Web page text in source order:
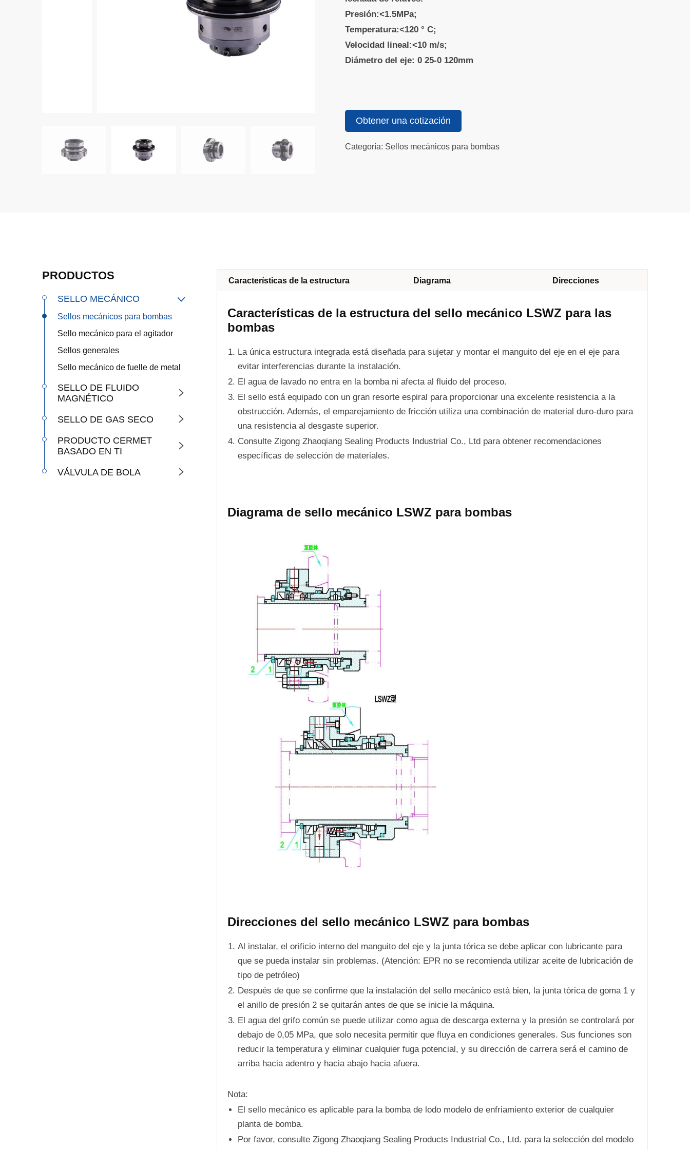
Presión:<1.5MPa;
Temperatura:<120 ° C;
Velocidad lineal:<10 m/s;
Diámetro del eje: 0 25-0 120mm
Obtener una cotización
Categoría: Sellos mecánicos para bombas
PRODUCTOS
SELLO MECÁNICO 
Sellos mecánicos para bombas
Sello mecánico para el agitador
Sellos generales
Sello mecánico de fuelle de metal
SELLO DE FLUIDO
MAGNÉTICO

SELLO DE GAS SECO 
PRODUCTO CERMET
BASADO EN TI

VÁLVULA DE BOLA 
Características de la estructura Diagrama Direcciones
Características de la estructura del sello mecánico LSWZ para las
bombas
La única estructura integrada está diseñada para sujetar y montar el manguito del eje en el eje para
evitar interferencias durante la instalación.
El agua de lavado no entra en la bomba ni afecta al fluido del proceso.
El sello está equipado con un gran resorte espiral para proporcionar una excelente resistencia a la
obstrucción. Además, el emparejamiento de fricción utiliza una combinación de material duro-duro para
una resistencia al desgaste superior.
Consulte Zigong Zhaoqiang Sealing Products Industrial Co., Ltd para obtener recomendaciones
específicas de selección de materiales.
Diagrama de sello mecánico LSWZ para bombas
Direcciones del sello mecánico LSWZ para bombas
Al instalar, el orificio interno del manguito del eje y la junta tórica se debe aplicar con lubricante para
que se pueda instalar sin problemas. (Atención: EPR no se recomienda utilizar aceite de lubricación de
tipo de petróleo)
Después de que se confirme que la instalación del sello mecánico está bien, la junta tórica de goma 1 y
el anillo de presión 2 se quitarán antes de que se inicie la máquina.
El agua del grifo común se puede utilizar como agua de descarga externa y la presión se controlará por
debajo de 0,05 MPa, que solo necesita permitir que fluya en condiciones generales. Sus funciones son
reducir la temperatura y eliminar cualquier fuga potencial, y su dirección de carrera será el camino de
arriba hacia adentro y hacia abajo hacia afuera.
Nota:
El sello mecánico es aplicable para la bomba de lodo modelo de enfriamiento exterior de cualquier
planta de bomba.
Por favor, consulte Zigong Zhaoqiang Sealing Products Industrial Co., Ltd. para la selección del modelo